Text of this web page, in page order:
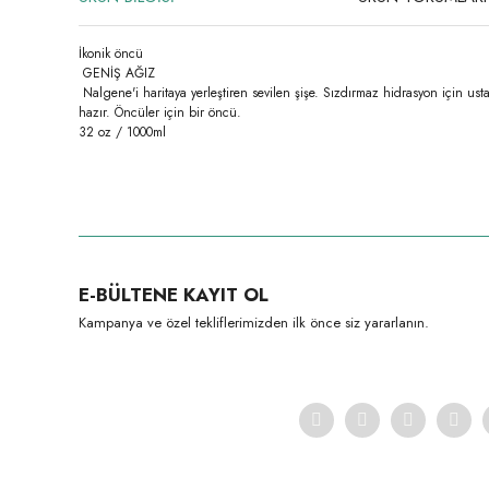
İkonik öncü
GENİŞ AĞIZ
Nalgene'i haritaya yerleştiren sevilen şişe. Sızdırmaz hidrasyon için
hazır. Öncüler için bir öncü.
32 oz / 1000ml
Ürün açıklamasında eksik bilgiler bulunuyor.
Ürün bilgilerinde hatalar bulunuyor.
E-BÜLTENE KAYIT OL
Kampanya ve özel tekliflerimizden ilk önce siz yararlanın.